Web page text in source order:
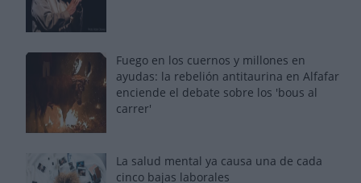
Fuego en los cuernos y millones en
ayudas: la rebelión antitaurina en Alfafar
enciende el debate sobre los 'bous al
carrer'
La salud mental ya causa una de cada
cinco bajas laborales